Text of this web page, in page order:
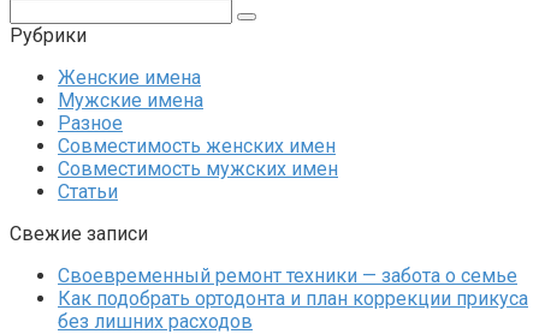
Рубрики
Женские имена
Мужские имена
Разное
Совместимость женских имен
Совместимость мужских имен
Статьи
Свежие записи
Своевременный ремонт техники — забота о семье
Как подобрать ортодонта и план коррекции прикуса
без лишних расходов